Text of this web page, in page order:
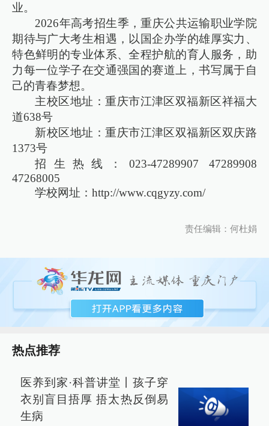
业。
2026年高考招生季，重庆公共运输职业学院
期待与广大考生相遇，以国企办学的雄厚实力、
特色鲜明的专业体系、全程护航的育人服务，助
力每一位学子在交通强国的赛道上，书写属于自
己的青春梦想。
主校区地址：重庆市江津区双福新区祥福大
道638号
新校区地址：重庆市江津区双福新区双庆路
1373号
招生热线：023-47289907 47289908
47268005
学校网址：http://www.cqgyzy.com/
责任编辑：何杜娟
热点推荐
医养到家·科普讲堂丨孩子穿
衣别盲目捂厚 捂太热反倒易
生病